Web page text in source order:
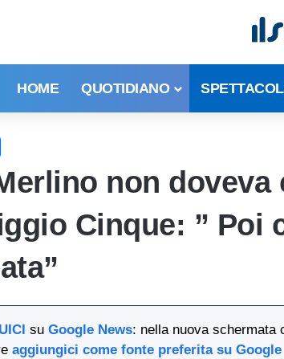
HOME QUOTIDIANO
non doveva
Cinque: ” Poi
su Google News: nella nuova schermata
aggiungici come fonte preferita su Google